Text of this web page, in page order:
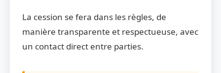
La cession se fera dans les règles, de
manière transparente et respectueuse, avec
un contact direct entre parties.